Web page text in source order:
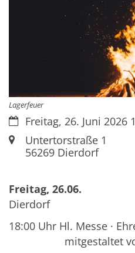
Lagerfeuer
Datum:Freitag, 26. Juni 2026
Ort:Untertorstraße 1
56269Dierdorf
Freitag, 26.06.
Dierdorf
18:00 Uhr Hl. Messe ·
mitgestaltet vom